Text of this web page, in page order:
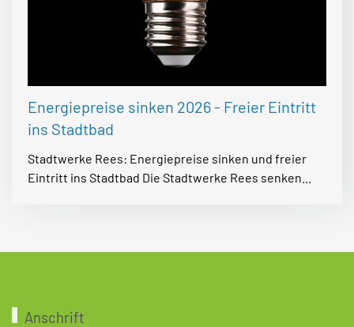
Energiepreise sinken 2026 - Freier Eintritt
ins Stadtbad
Stadtwerke Rees: Energiepreise sinken und freier
Eintritt ins Stadtbad Die Stadtwerke Rees senken...
Anschrift